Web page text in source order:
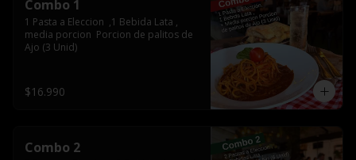
Combo 1
1 Pasta a Eleccion  ,1 Bebida Lata ,
media porcion  Porcion de palitos de
Ajo (3 Unid)
$16.990
Combo 2